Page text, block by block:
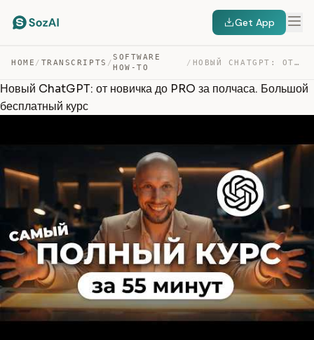
Get App
HOME / TRANSCRIPTS /
SOFTWARE
HOW-TO
/ НОВЫЙ CHATGPT: ОТ НОВИЧКА ДО PRO ЗА ПОЛЧАСА. БОЛЬШОЙ БЕ… — TRANSCRIPT
Новый ChatGPT: от новичка до PRO за полчаса. Большой
бесплатный курс